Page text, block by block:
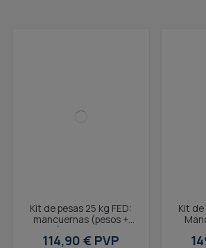
Kit de pesas 25 kg FED:
mancuernas (pesos +
barras) + barra + sensor
smart
114,90 € PVP
Kit de